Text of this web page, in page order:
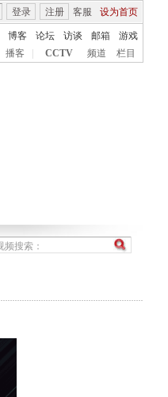
客服 设为首页
登录 注册
博客 论坛 访谈 邮箱
游戏
播客 CCTV 频道 栏目